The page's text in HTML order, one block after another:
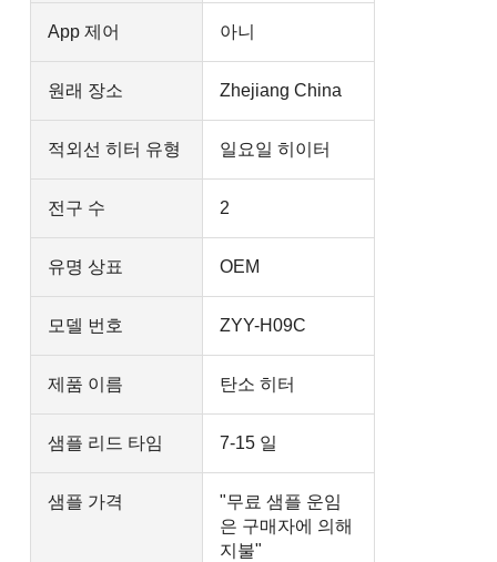
App 제어 아니
원래 장소 Zhejiang China
적외선 히터 유형 일요일 히이터
전구 수 2
유명 상표 OEM
모델 번호 ZYY-H09C
제품 이름 탄소 히터
샘플 리드 타임 7-15 일
샘플 가격
"무료 샘플 운임
은 구매자에 의해
지불"